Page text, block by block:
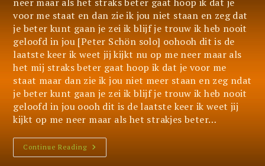
voor me staat en dan zie ik jou niet staan en zeg dat
je beter kunt gaan je zei ik blijf je trouw ik heb nooit
geloofd in jou [Peter Schön solo] oohooh dit is de
laatste keer ik weet jij kijkt nu op me neer maar als
het mij straks beter gaat hoop ik dat je voor me
staat maar dan zie ik jou niet meer staan en zeg ndat
je beter kunt gaan je zei ik blijf je trouw ik heb nooit
geloofd in jou oooh dit is de laatste keer ik weet jij
kijkt op me neer maar als het strakjes beter…
Continue ReadingZeg
Maar